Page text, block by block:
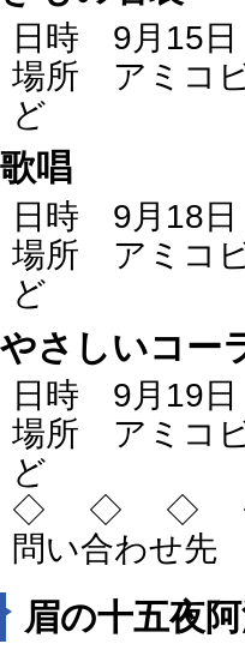
日時 9月15日
場所 アミコ
ど
歌唱
日時 9月18日
場所 アミコ
ど
やさしいコー
日時 9月19日
場所 アミコ
ど
◇ ◇ ◇
問い合わせ先
眉の十五夜